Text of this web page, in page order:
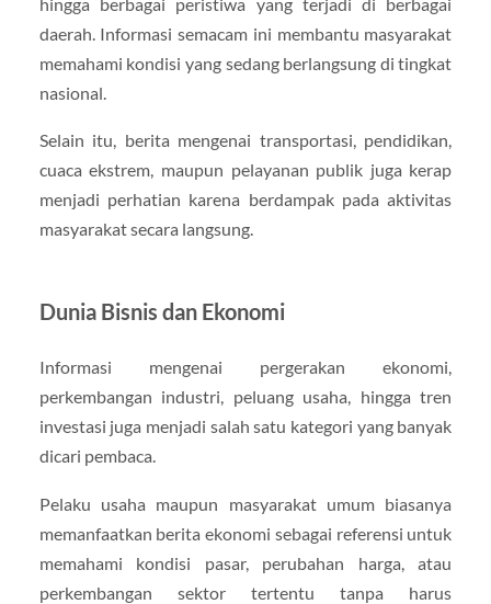
hingga berbagai peristiwa yang terjadi di berbagai
daerah. Informasi semacam ini membantu masyarakat
memahami kondisi yang sedang berlangsung di tingkat
nasional.
Selain itu, berita mengenai transportasi, pendidikan,
cuaca ekstrem, maupun pelayanan publik juga kerap
menjadi perhatian karena berdampak pada aktivitas
masyarakat secara langsung.
Dunia Bisnis dan Ekonomi
Informasi mengenai pergerakan ekonomi,
perkembangan industri, peluang usaha, hingga tren
investasi juga menjadi salah satu kategori yang banyak
dicari pembaca.
Pelaku usaha maupun masyarakat umum biasanya
memanfaatkan berita ekonomi sebagai referensi untuk
memahami kondisi pasar, perubahan harga, atau
perkembangan sektor tertentu tanpa harus